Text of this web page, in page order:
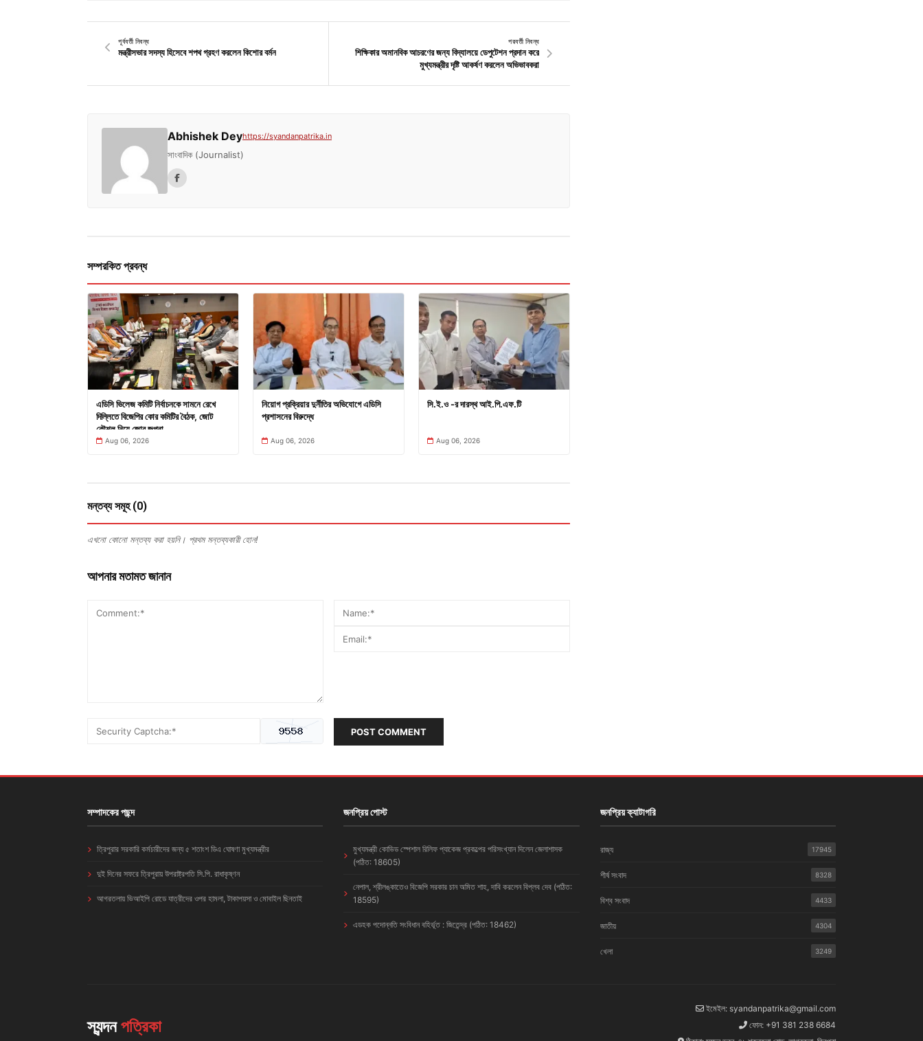
পূর্ববর্তী নিবন্ধ
মন্ত্রীসভার সদস্য হিসেবে শপথ গ্রহণ করলেন কিশোর বর্মন
পরবর্তী নিবন্ধ
শিক্ষিকার অমানবিক আচরণের জন্য বিদ্যালয়ে ডেপুটেশন প্রদান করে
মুখ্যমন্ত্রীর দৃষ্টি আকর্ষণ করলেন অভিভাবকরা
Abhishek Deyhttps://syandanpatrika.in
সাংবাদিক (Journalist)
সম্পরকিত প্রবন্ধ
এডিসি ভিলেজ কমিটি নির্বাচনকে সামনে রেখে
দিল্লিতে বিজেপির কোর কমিটির বৈঠক, জোট
কৌশল নিয়ে জোর জল্পনা
Aug 06, 2026
নিয়োগ প্রক্রিয়ার দুর্নীতির অভিযোগে এডিসি
প্রশাসনের বিরুদ্ধে
Aug 06, 2026
সি.ই.ও -র দারস্থ আই.পি.এফ.টি
Aug 06, 2026
মন্তব্য সমূহ (0)
এখনো কোনো মন্তব্য করা হয়নি। প্রথম মন্তব্যকারী হোন!
আপনার মতামত জানান
POST COMMENT
সম্পাদকের পছন্দ
ত্রিপুরার সরকারি কর্মচারীদের জন্য ৫ শতাংশ ডিএ ঘোষণা মুখ্যমন্ত্রীর
দুই দিনের সফরে ত্রিপুরায় উপরাষ্ট্রপতি সি.পি. রাধাকৃষ্ণন
আগরতলায় ভিআইপি রোডে যাত্রীদের ওপর হামলা, টাকাপয়সা ও মোবাইল ছিনতাই
জনপ্রিয় পোস্ট
মুখ্যমন্ত্রী কোভিড স্পেশাল রিলিফ প্যাকেজ প্রকল্পের পরিসংখ্যান দিলেন জেলাশাসক
(পঠিত: 18605)
নেপাল, শ্রীলঙ্কাতেও বিজেপি সরকার চান অমিত শাহ, দাবি করলেন বিপ্লব দেব (পঠিত:
18595)
এডহক পদোন্নতি সংবিধান বহির্ভূত : জিতেন্দ্র (পঠিত: 18462)
জনপ্রিয় ক্যাটাগরি
রাজ্য 17945
শীর্ষ সংবাদ 8328
বিশ্ব সংবাদ 4433
জাতীয় 4304
খেলা 3249
স্যন্দনপত্রিকা
ইমেইল: syandanpatrika@gmail.com
ফোন: +91 381 238 6684